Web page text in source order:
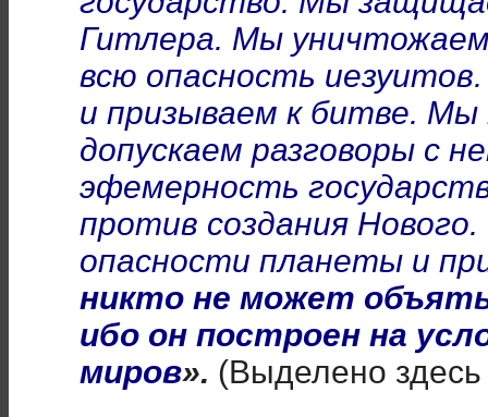
Гитлера. Мы
всю опасность
и призываем к битве.
допускаем разговоры с
эфемерность
против создания
опасности планеты и
никто не может
ибо он построен на
миров». (Выделено